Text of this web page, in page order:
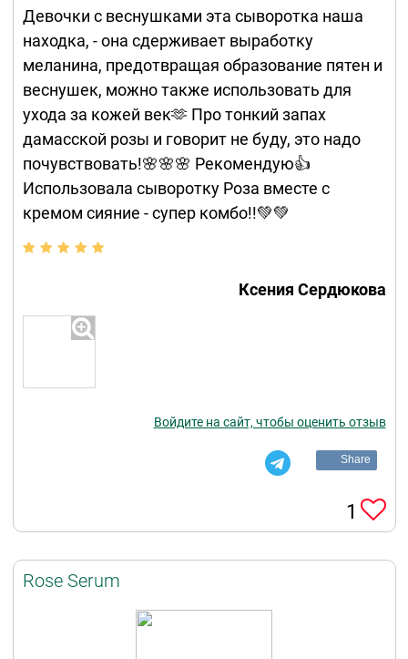
Девочки с веснушками эта сыворотка наша
находка, - она сдерживает выработку
меланина, предотвращая образование пятен и
веснушек, можно также использовать для
ухода за кожей век🫶 Про тонкий запах
дамасской розы и говорит не буду, это надо
почувствовать!🌸🌸🌸 Рекомендую👍
Использовала сыворотку Роза вместе с
кремом сияние - супер комбо!!💚💚
Ксения Сердюкова
Войдите на сайт, чтобы оценить отзыв
Share
1
Rose Serum